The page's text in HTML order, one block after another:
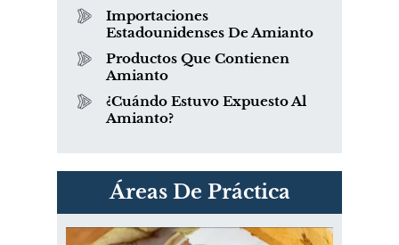
Importaciones
Estadounidenses De Amianto
Productos Que Contienen
Amianto
¿Cuándo Estuvo Expuesto Al
Amianto?
Áreas De Práctica
PVC Cloruro de polivinilo
Exposición